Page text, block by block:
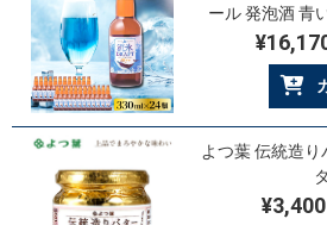
ール 発泡酒 青
よつ葉 伝統造
¥3,400